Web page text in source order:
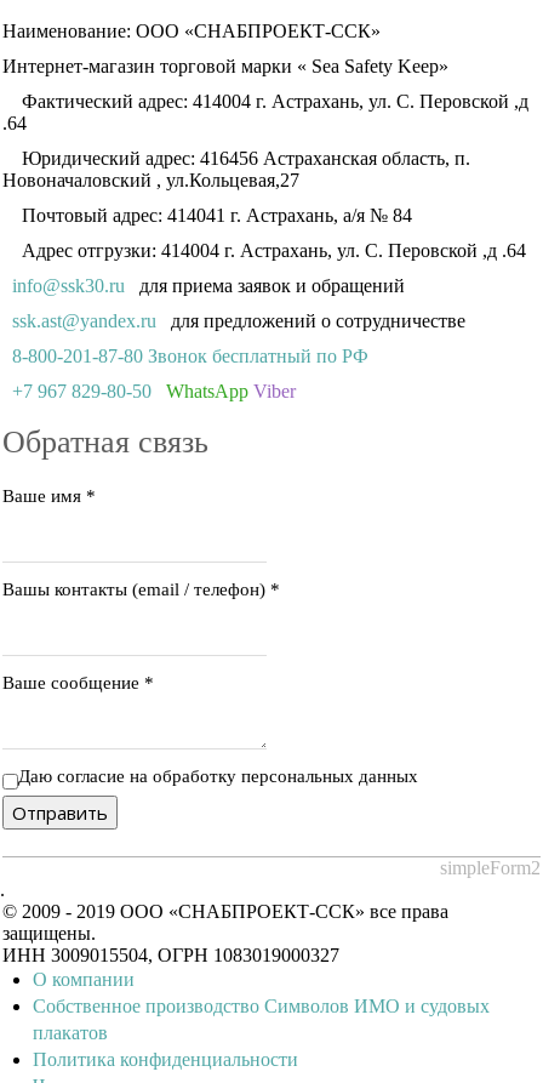
Наименование: ООО «СНАБПРОЕКТ-ССК»
Интернет-магазин торговой марки « Sea Safety Keep»
Фактический адрес: 414004 г. Астрахань, ул. С. Перовской ,д
.64
Юридический адрес: 416456 Астраханская область, п.
Новоначаловский , ул.Кольцевая,27
Почтовый адрес: 414041 г. Астрахань, а/я № 84
Адрес отгрузки: 414004 г. Астрахань, ул. С. Перовской ,д .64
info@ssk30.ru для приема заявок и обращений
ssk.ast@yandex.ru для предложений о сотрудничестве
8-800-201-87-80 Звонок бесплатный по РФ
+7 967 829-80-50
WhatsApp Viber
Обратная связь
Ваше имя *
Вашы контакты (email / телефон) *
Ваше сообщение *
Даю согласие на обработку персональных данных
Отправить
simpleForm2
.
© 2009 - 2019 ООО «СНАБПРОЕКТ-ССК» все права
защищены.
ИНН 3009015504, ОГРН 1083019000327
О компании
Собственное производство Символов ИМО и судовых
плакатов
Политика конфиденциальности